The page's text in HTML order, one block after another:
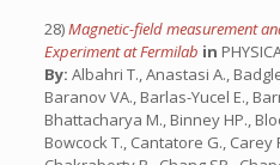
28)Magnetic-field measurement
Experiment at Fermilab in
By: Albahri T., Anastasi A.,
Baranov VA., Barlas-Yucel E.,
Bhattacharya M., Binney HP.,
Bowcock T., Cantatore G., Carey